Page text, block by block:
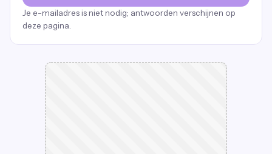
Je e-mailadres is niet nodig; antwoorden verschijnen op
deze pagina.